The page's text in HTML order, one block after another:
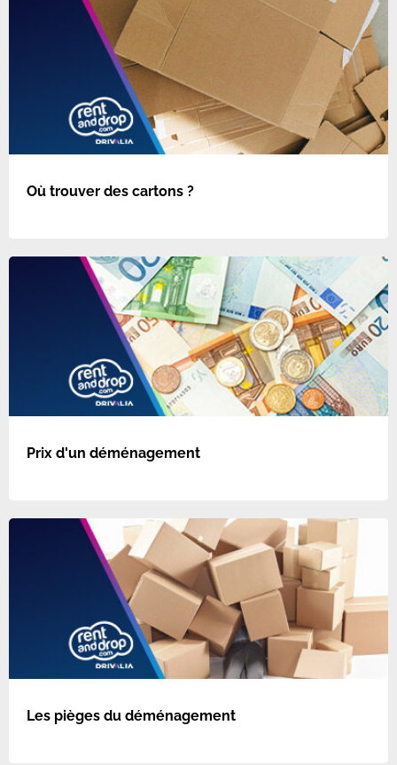
Où trouver des cartons ?
Prix d'un déménagement
Les pièges du déménagement